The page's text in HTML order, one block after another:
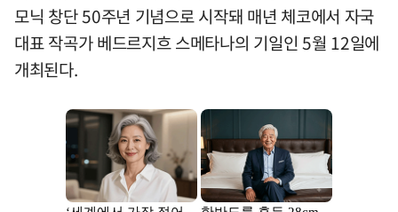
모닉 창단 50주년 기념으로 시작돼 매년 체코에서 자국
대표 작곡가 베드르지흐 스메타나의 기일인 5월 12일에
개최된다.